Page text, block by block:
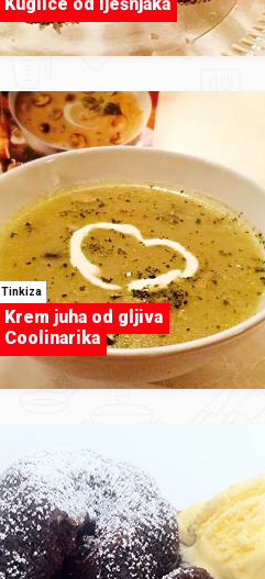
Tinkiza
Krem juha od gljiva
Coolinarika